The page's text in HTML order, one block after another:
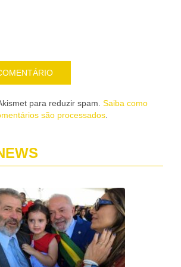
para reduzir spam. Saiba como
são processados